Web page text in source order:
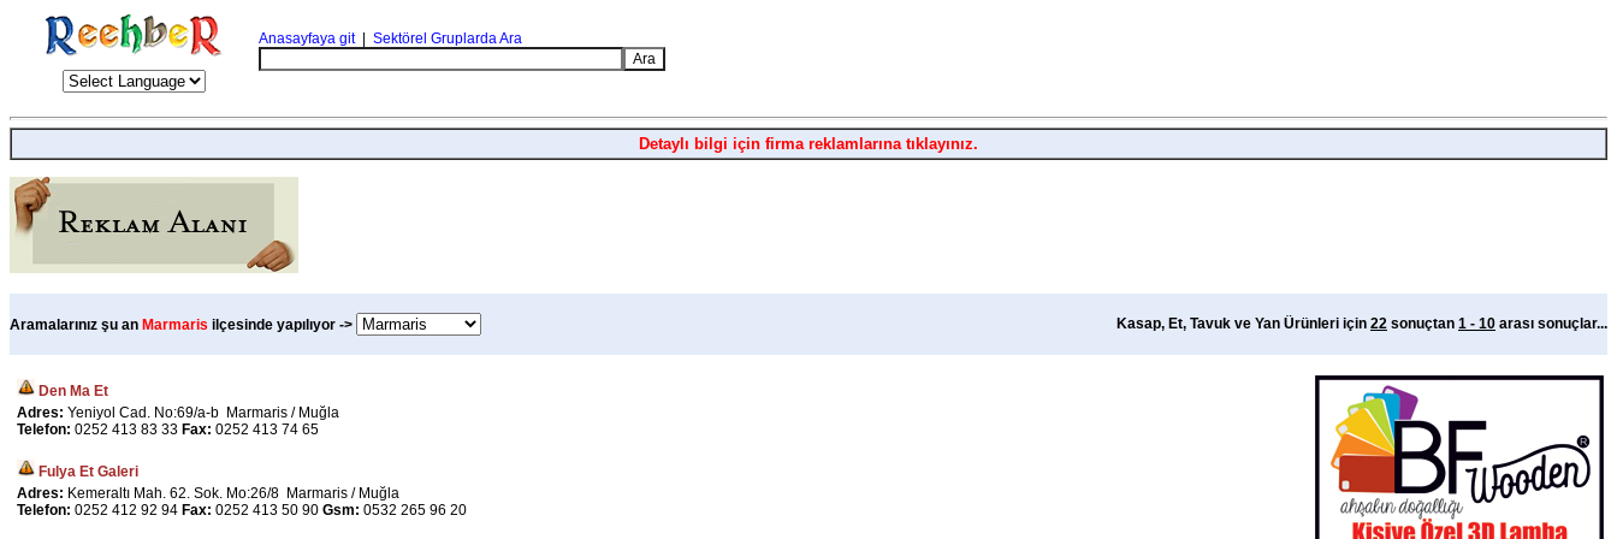
Anasayfaya git| Sektörel Gruplarda Ara
Detaylı bilgi için firma reklamlarına tıklayınız.
Aramalarınız şu an Marmaris ilçesinde yapılıyor -> Kasap, Et, Tavuk ve Yan Ürünleri için 22 sonuçtan 1 - 10 arası sonuçlar...
Den Ma Et
Adres: Yeniyol Cad. No:69/a-b Marmaris / Muğla
Telefon: 0252 413 83 33 Fax: 0252 413 74 65
Fulya Et Galeri
Adres: Kemeraltı Mah. 62. Sok. Mo:26/8 Marmaris / Muğla
Telefon: 0252 412 92 94 Fax: 0252 413 50 90 Gsm: 0532 265 96 20